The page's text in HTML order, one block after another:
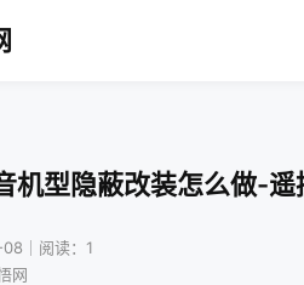
机型隐蔽改装怎么做-遥
｜阅读：1
网